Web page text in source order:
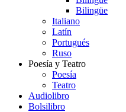
Bilingüe
Italiano
Latín
Portugués
Ruso
Poesía y Teatro
Poesía
Teatro
Audiolibro
Bolsilibro